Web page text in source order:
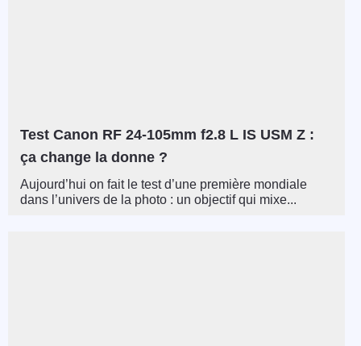
Test Canon RF 24-105mm f2.8 L IS USM Z :
ça change la donne ?
Aujourd’hui on fait le test d’une première mondiale
dans l’univers de la photo : un objectif qui mixe...